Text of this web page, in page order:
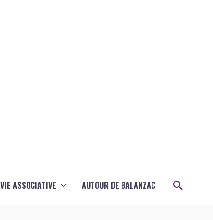
VIE ASSOCIATIVE AUTOUR DE BALANZAC